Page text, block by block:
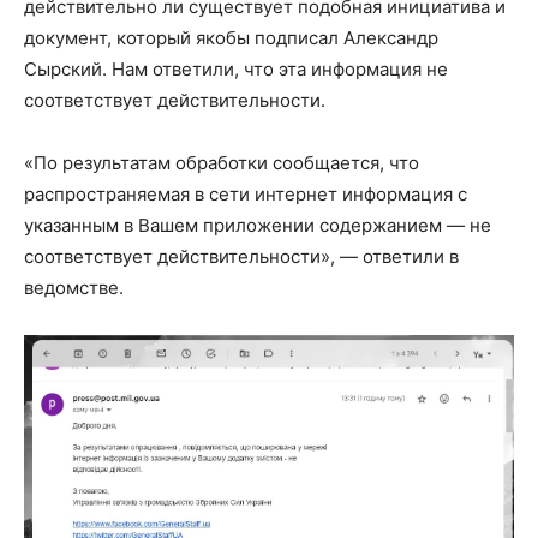
действительно ли существует подобная инициатива и
документ, который якобы подписал Александр
Сырский. Нам ответили, что эта информация не
соответствует действительности.
«По результатам обработки сообщается, что
распространяемая в сети интернет информация с
указанным в Вашем приложении содержанием — не
соответствует действительности», — ответили в
ведомстве.